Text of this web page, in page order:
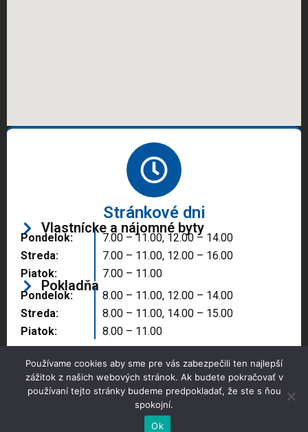
Stránkové dni
Vlastnícke a nájomné byty
Pondelok:
Streda:
Piatok:
7.00 – 11.00, 12.00 – 14.00
7.00 – 11.00, 12.00 – 16.00
7.00 – 11.00
Pokladňa
Pondelok:
Streda:
Piatok:
8.00 – 11.00, 12.00 – 14.00
8.00 – 11.00, 14.00 – 15.00
8.00 – 11.00
Copyright © 2025 Správa majetku mesta, n.o.,
Partizánske
Používame cookies aby sme pre vás zabezpečili ten najlepší
zážitok z našich webových stránok. Ak budete pokračovať v
používaní tejto stránky budeme predpokladať, že ste s ňou
spokojní.
Ok